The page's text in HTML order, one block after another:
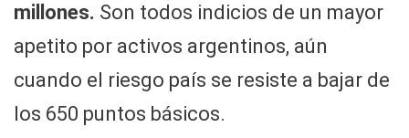
millones. Son todos indicios de un mayor
apetito por activos argentinos, aún
cuando el riesgo país se resiste a bajar de
los 650 puntos básicos.